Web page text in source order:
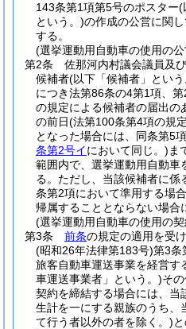
143条第1項第5号のポスター(
という。)の作成の公営に関
する。
(選挙運動用自動車の使用の
第2条
佐那河内村議会議員及
候補者(以下「候補者」とい
につき法第86条の4第1項、
の規定による候補者の届出の
の前日(法第100条第4項の規
となった場合には、同条第5
条第2号イにおいて同じ。) ま
範囲内で、選挙運動用自動車
る。 ただし、当該候補者に係
条第2項において準用する場
帰属することとならない場合
(選挙運動用自動車の使用の
第3条
前条の規定の適用を受
(昭和26年法律第183号)第3条
旅客自動車運送事業を経営す
車運送事業者」という。)そ
契約を締結する場合には、当
生計を一にする親族のうち、
て行う者以外の者を除く。)